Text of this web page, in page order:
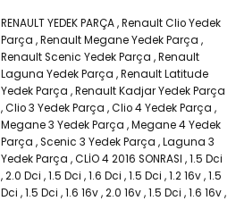
RENAULT YEDEK PARÇA ,Renault Clio Yedek
Parça ,Renault Megane Yedek Parça ,
Renault Scenic Yedek Parça ,Renault
Laguna Yedek Parça ,Renault Latitude
Yedek Parça ,Renault Kadjar Yedek Parça
,Clio 3 Yedek Parça ,Clio 4 Yedek Parça ,
Megane 3 Yedek Parça ,Megane 4 Yedek
Parça ,Scenic 3 Yedek Parça ,Laguna 3
Yedek Parça ,CLİO 4 2016 SONRASI ,1.5 Dci
,2.0 Dci ,1.5 Dci ,1.6 Dci ,1.5 Dci ,1.2 16v ,1.5
Dci ,1.5 Dci ,1.6 16v ,2.0 16v ,1.5 Dci ,1.6 16v ,